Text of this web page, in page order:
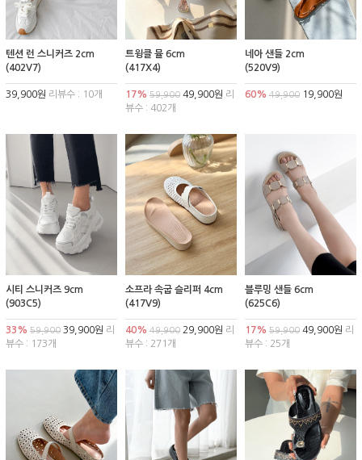
텐션 런 스니커즈 2cm
(402V7)
39,900원 리뷰수 : 10개
트윙클 뮬 6cm
(417X4)
17% 59,90049,900원 리
뷰수 : 402개
네아 샌들 2cm
(520V9)
60% 49,90019,900원
시티 스니커즈 9cm
(903C5)
33% 59,900 39,900원 리
뷰수 : 173개
소프라 속굽 슬리퍼 4cm
(417V9)
40% 49,90029,900원 리
뷰수 : 271개
블루밍 샌들 6cm
(625C6)
17% 59,90049,900원 리
뷰수 : 25개